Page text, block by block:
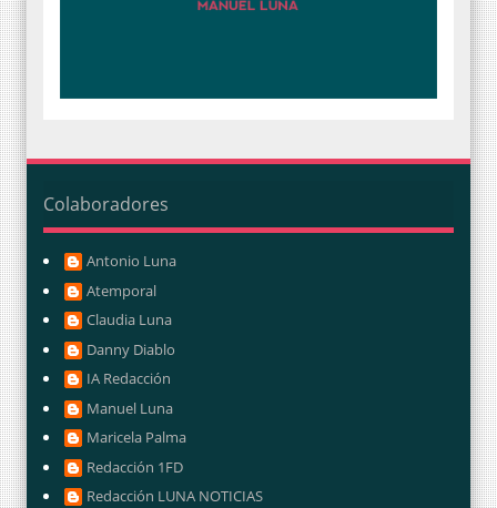
Colaboradores
Antonio Luna
Atemporal
Claudia Luna
Danny Diablo
IA Redacción
Manuel Luna
Maricela Palma
Redacción 1FD
Redacción LUNA NOTICIAS